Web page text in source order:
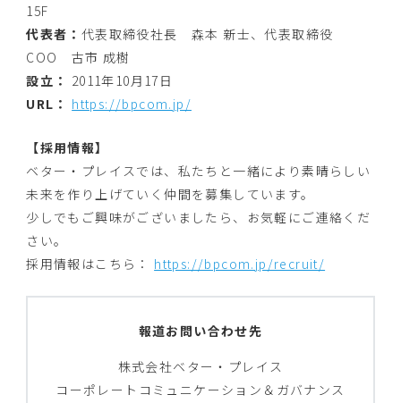
15F
代表者： 代表取締役社長 森本 新士、代表取締役
COO 古市 成樹
設立： 2011年10月17日
URL： https://bpcom.jp/
【採用情報】
ベター・プレイスでは、私たちと一緒により素晴らしい
未来を作り上げていく仲間を募集しています。
少しでもご興味がございましたら、お気軽にご連絡くだ
さい。
採用情報はこちら： https://bpcom.jp/recruit/
報道お問い合わせ先
株式会社ベター・プレイス
コーポレートコミュニケーション＆ガバナンス